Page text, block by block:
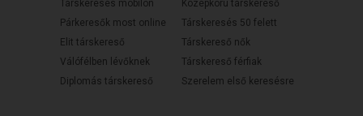
Társkeresés mobilon
Párkeresők most online
Elit társkereső
Válófélben lévőknek
Diplomás társkereső
Középkorú társkereső
Társkeresés 50 felett
Társkereső nők
Társkereső férfiak
Szerelem első keresésre